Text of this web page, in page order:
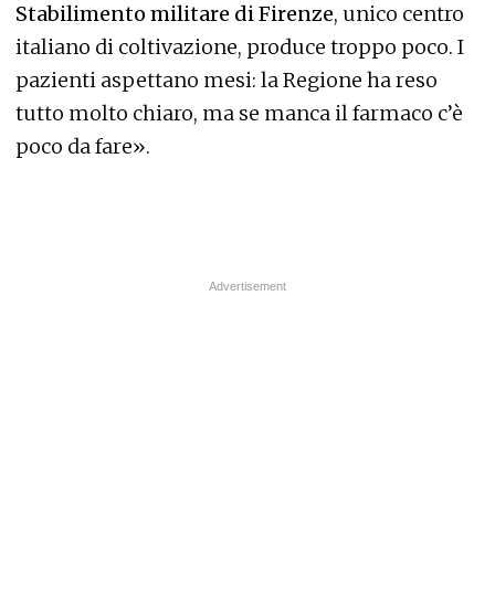
Stabilimento militare di Firenze, unico centro
italiano di coltivazione, produce troppo poco. I
pazienti aspettano mesi: la Regione ha reso
tutto molto chiaro, ma se manca il farmaco c’è
poco da fare».